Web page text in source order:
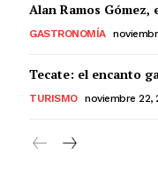
Alan Ramos
GASTRONOMÍA
Tecate: el encanto
TURISMO noviembre 22,